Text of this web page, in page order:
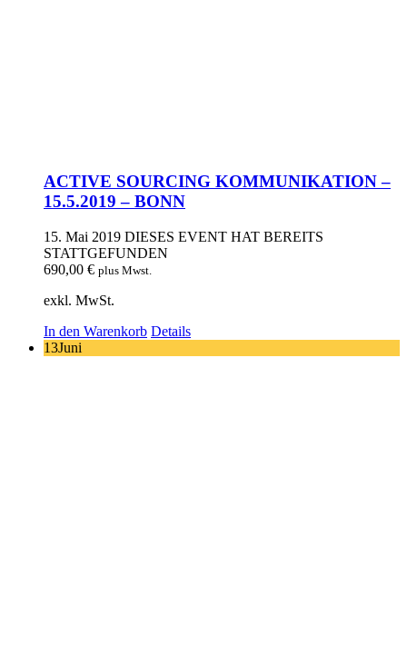
ACTIVE SOURCING KOMMUNIKATION –
15.5.2019 – BONN
15. Mai 2019 DIESES EVENT HAT BEREITS
STATTGEFUNDEN
690,00 € plus Mwst.
exkl. MwSt.
In den Warenkorb Details
13Juni